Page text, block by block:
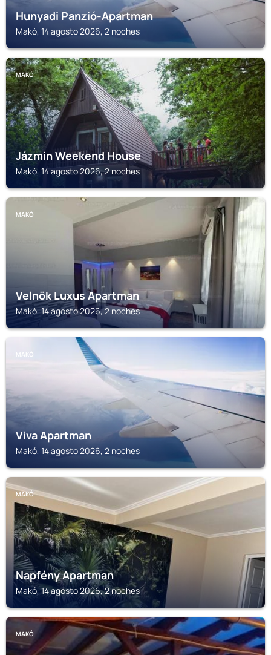
Hunyadi Panzió-Apartman
Makó, 14 agosto 2026, 2 noches
MAKÓ
Jázmin Weekend House
Makó, 14 agosto 2026, 2 noches
MAKÓ
Velnök Luxus Apartman
Makó, 14 agosto 2026, 2 noches
MAKÓ
Viva Apartman
Makó, 14 agosto 2026, 2 noches
MAKÓ
Napfény Apartman
Makó, 14 agosto 2026, 2 noches
MAKÓ